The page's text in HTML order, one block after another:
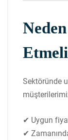
Sektöründe
✔ Uygun
✔